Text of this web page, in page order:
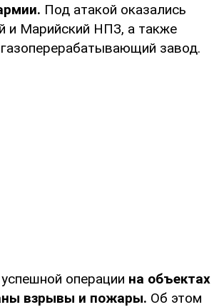
Под атакой оказались
и Марийский НПЗ, а также
завод.
операции на объектах
взрывы и пожары. Об этом